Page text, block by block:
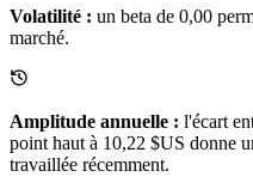
Volatilité : un beta de 0,00
marché.
Amplitude annuelle : l'écart
point haut à 10,22 $US donne
travaillée récemment.